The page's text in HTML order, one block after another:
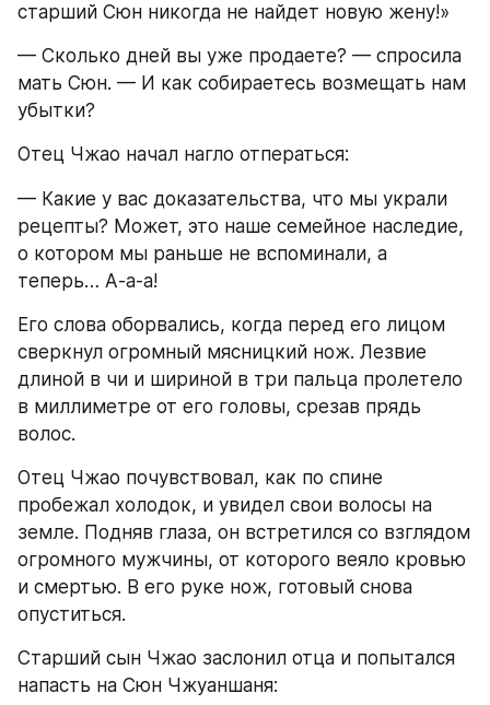
старший Сюн никогда не найдет новую жену!»
— Сколько дней вы уже продаете? — спросила
мать Сюн. — И как собираетесь возмещать нам
убытки?
Отец Чжао начал нагло отператься:
— Какие у вас доказательства, что мы украли
рецепты? Может, это наше семейное наследие,
о котором мы раньше не вспоминали, а
теперь… А-а-а!
Его слова оборвались, когда перед его лицом
сверкнул огромный мясницкий нож. Лезвие
длиной в чи и шириной в три пальца пролетело
в миллиметре от его головы, срезав прядь
волос.
Отец Чжао почувствовал, как по спине
пробежал холодок, и увидел свои волосы на
земле. Подняв глаза, он встретился со взглядом
огромного мужчины, от которого веяло кровью
и смертью. В его руке нож, готовый снова
опуститься.
Старший сын Чжао заслонил отца и попытался
напасть на Сюн Чжуаншаня: